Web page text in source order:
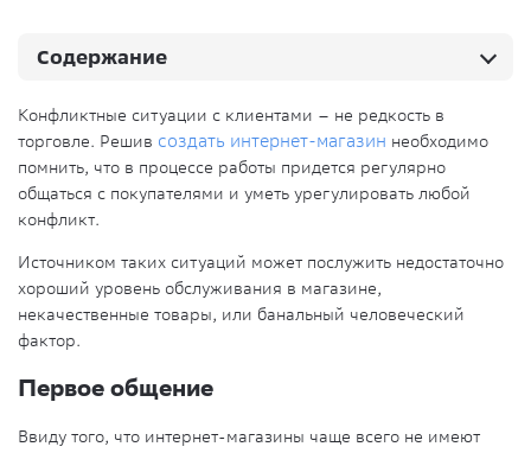
Конфликтные ситуации с клиентами – не редкость в
торговле. Решив создать интернет-магазин необходимо
помнить, что в процессе работы придется регулярно
общаться с покупателями и уметь урегулировать любой
конфликт.
Источником таких ситуаций может послужить недостаточно
хороший уровень обслуживания в магазине,
некачественные товары, или банальный человеческий
фактор.
Первое общение
Ввиду того, что интернет-магазины чаще всего не имеют
Содержание